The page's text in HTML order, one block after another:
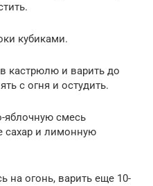
кубиками.
кастрюлю и варить до
с огня и остудить.
яблочную смесь
сахар и лимонную
на огонь, варить еще 10-